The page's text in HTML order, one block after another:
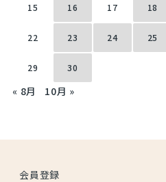
15 16 17 18
22 23 24 25
29 30
« 8月 10月 »
会員登録